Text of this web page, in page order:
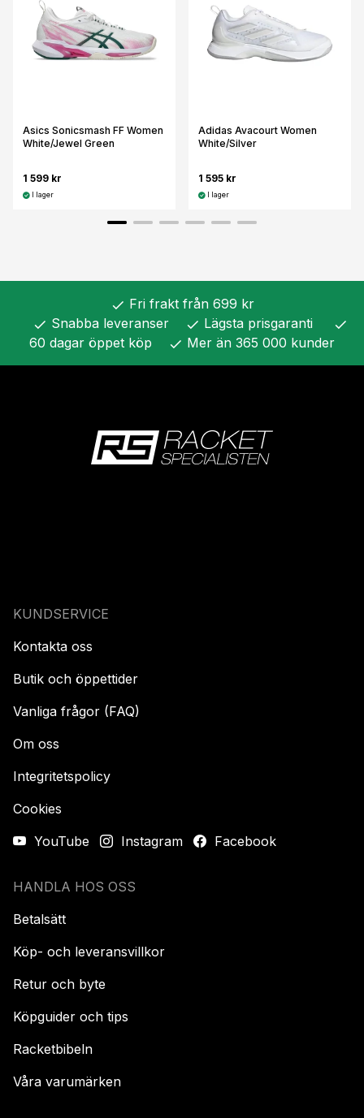
Asics Sonicsmash FF Women
White/Jewel Green
1 599 kr
I lager
Adidas Avacourt Women
White/Silver
1 595 kr
I lager
check Fri frakt från 699 kr
check Snabba leveranser check Lägsta prisgaranti check
60 dagar öppet köp check Mer än 365 000 kunder
KUNDSERVICE
Kontakta oss
Butik och öppettider
Vanliga frågor (FAQ)
Om oss
Integritetspolicy
Cookies
YouTube
Instagram Facebook
HANDLA HOS OSS
Betalsätt
Köp- och leveransvillkor
Retur och byte
Köpguider och tips
Racketbibeln
Våra varumärken